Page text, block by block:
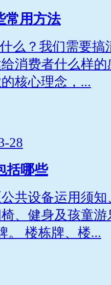
常用方法
么？我们需要
消费者什么样
核心理念，...
28
括哪些
共设备运用须
、健身及孩童
。 楼栋牌、楼...